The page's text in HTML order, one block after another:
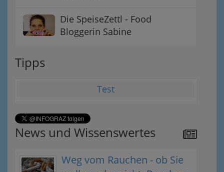
Die SpeiseZettl - Food
Bloggerin Sabine
Tipps
Test
News und Wissenswertes
Weg vom Rauchen - ob Sie